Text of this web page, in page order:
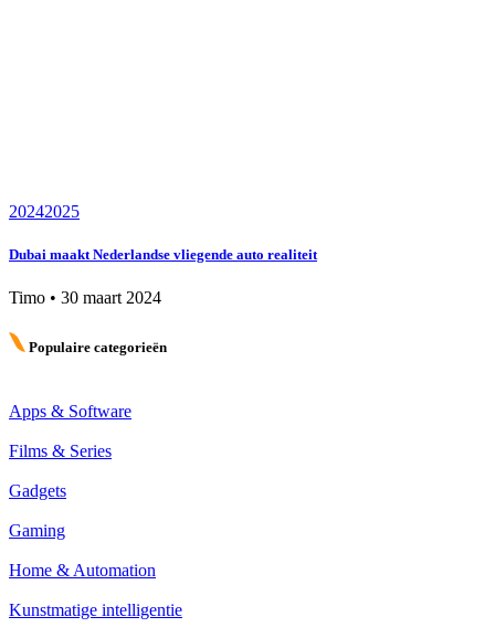
20242025
Dubai maakt Nederlandse vliegende auto realiteit
Timo • 30 maart 2024
Populaire categorieën
Apps & Software
Films & Series
Gadgets
Gaming
Home & Automation
Kunstmatige intelligentie